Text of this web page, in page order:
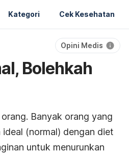
Kategori Cek Kesehatan
Opini Medis
Bolehkah
Banyak orang yang
(normal) dengan diet
untuk menurunkan